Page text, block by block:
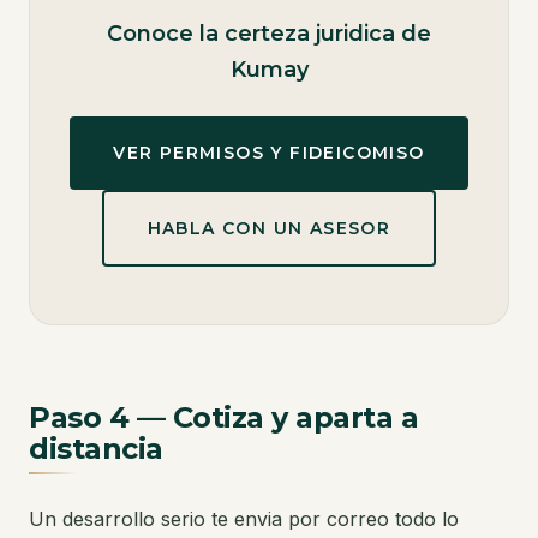
Conoce la certeza juridica de
Kumay
VER PERMISOS Y FIDEICOMISO
HABLA CON UN ASESOR
Paso 4 — Cotiza y aparta a
distancia
Un desarrollo serio te envia por correo todo lo